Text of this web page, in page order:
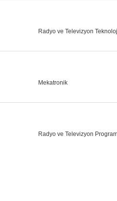
Radyo ve Televizyon
Mekatronik
Radyo ve Televizyon